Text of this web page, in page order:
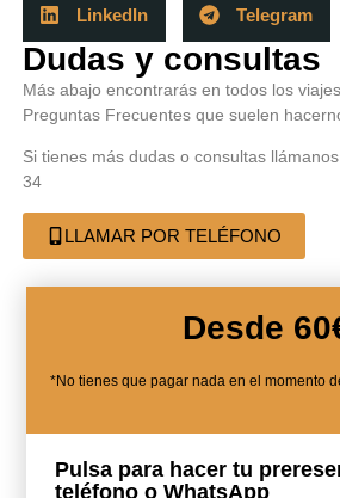
LinkedIn Telegram
Dudas y consultas
Más abajo encontrarás en todos los
Preguntas Frecuentes que suelen
Si tienes más dudas o consultas
34
LLAMAR POR TELÉFONO
Desde
*No tienes que pagar nada en el momento
Pulsa para hacer tu
teléfono o WhatsApp